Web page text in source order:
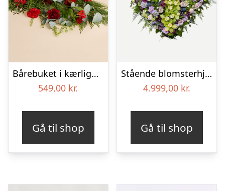
Bårebuket i kærlighedens farver
549,00 kr.
Gå til shop
Stående blomsterhjerte – Et eksklusivt farvel
4.999,00 kr.
Gå til shop